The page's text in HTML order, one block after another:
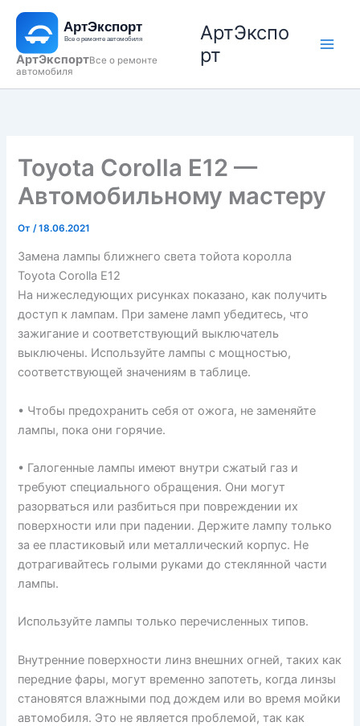
Перейти
содержимому
АртЭкспортВсе о ремонте
автомобиля
АртЭкспо
рт
Toyota Corolla E12 —
Автомобильному мастеру
От /18.06.2021
Замена лампы ближнего света тойота королла
Toyota Corolla E12
На нижеследующих рисунках показано, как получить
доступ к лампам. При замене ламп убедитесь, что
зажигание и соответствующий выключатель
выключены. Используйте лампы с мощностью,
соответствующей значениям в таблице.
• Чтобы предохранить себя от ожога, не заменяйте
лампы, пока они горячие.
• Галогенные лампы имеют внутри сжатый газ и
требуют специального обращения. Они могут
разорваться или разбиться при повреждении их
поверхности или при падении. Держите лампу только
за ее пластиковый или металлический корпус. Не
дотрагивайтесь голыми руками до стеклянной части
лампы.
Используйте лампы только перечисленных типов.
Внутренние поверхности линз внешних огней, таких как
передние фары, могут временно запотеть, когда линзы
становятся влажными под дождем или во время мойки
автомобиля. Это не является проблемой, так как